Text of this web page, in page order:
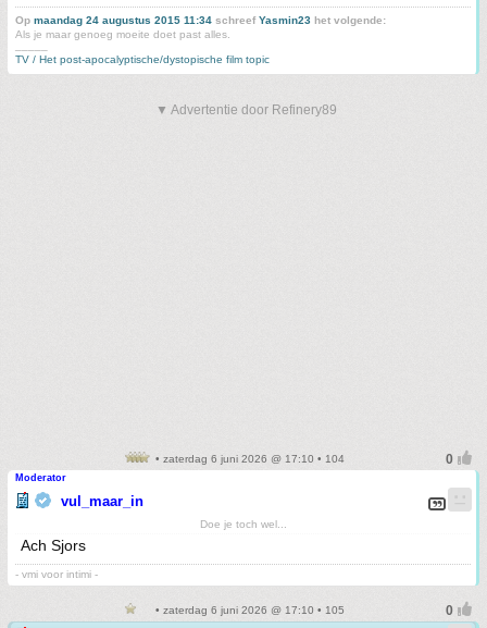
Op maandag 24 augustus 2015 11:34 schreefYasmin23 het volgende:
Als je maar genoeg moeite doet past alles.
TV / Het post-apocalyptische/dystopische film topic
▼ Advertentie door Refinery89
• zaterdag 6 juni 2026 @ 17:10 • 104
Moderator
vul_maar_in
Doe je toch wel...
Ach Sjors
- vmi voor intimi -
• zaterdag 6 juni 2026 @ 17:10 • 105